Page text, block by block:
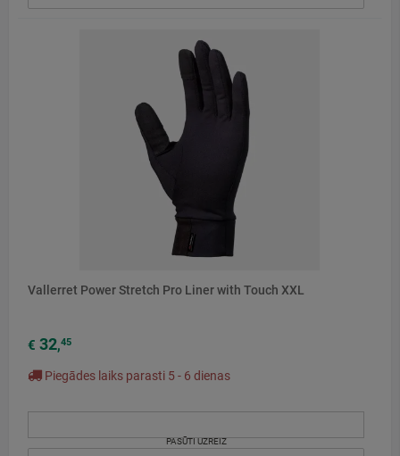
Vallerret Power Stretch Pro Liner with Touch XXL
€ 32,45
Piegādes laiks parasti 5 - 6 dienas
PASŪTI UZREIZ